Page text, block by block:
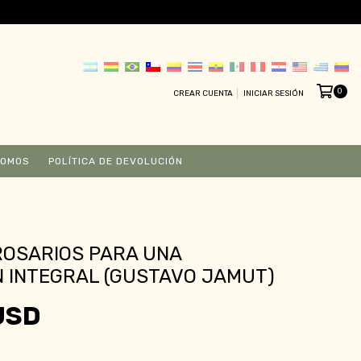
CREAR CUENTA INICIAR SESIÓN 0
POLÍTICA DE DEVOLUCIÓN
PARA UNA
INTEGRAL (GUSTAVO JAMUT)